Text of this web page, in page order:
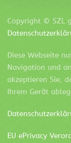
Copyright © SZL
Diese Webseite
Navigation und
akzeptieren Sie,
Ihrem Gerät
EU ePrivacy